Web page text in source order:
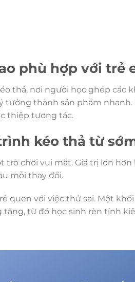
phù hợp với trẻ
thả, nơi người học ghép các
tưởng thành sản phẩm
thiệp tương tác.
kéo thả từ
trò chơi vui mắt. Giá trị lớn
mỗi thay đổi.
quen với việc thử sai. Một
từ đó học sinh rèn tính